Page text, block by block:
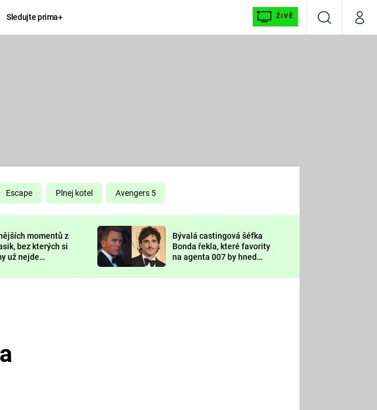
Sledujte prima+ ŽIVĚ
VyhledáváníMůj
KOMEDIE
CHUCK
NORRIS
DEADPOOL
Prima LAJK
Sledujte nás
Escape Plnej kotel Avengers 5
momentů z
bez kterých si
už nejde
Bývalá castingová šéfka
Bonda řekla, které favority
na agenta 007 by hned